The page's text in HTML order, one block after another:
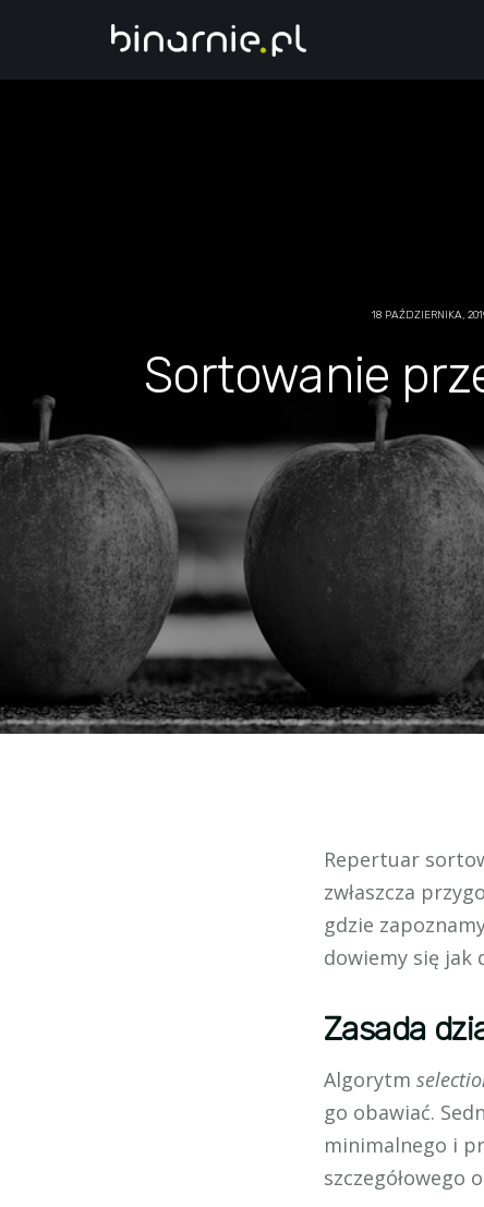
18 PAŹDZIERNIKA,
Sortowanie
Repertuar
zwłaszcza
gdzie
dowiemy się jak
Zasada
Algorytm
go obawiać.
minimalnego i
szczegółowego